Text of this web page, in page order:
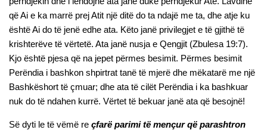
që Ai e ka marrë prej Atit një ditë do ta ndajë me ta, dhe atje ku
është Ai do të jenë edhe ata. Këto janë privilegjet e të gjithë të
krishterëve të vërtetë. Ata janë nusja e Qengjit (Zbulesa 19:7).
Kjo është pjesa që na jepet përmes besimit. Përmes besimit
Perëndia i bashkon shpirtrat tanë të mjerë dhe mëkatarë me një
Bashkëshort të çmuar; dhe ata të cilët Perëndia i ka bashkuar
nuk do të ndahen kurrë. Vërtet të bekuar janë ata që besojnë!
Së dyti le të vëmë re çfarë parimi të mençur që parashtron